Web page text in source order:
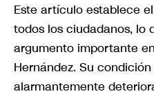
Este artículo establece
todos los ciudadanos, lo
argumento importante
Hernández. Su
alarmantemente